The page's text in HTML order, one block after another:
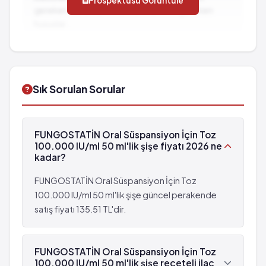
gereken durumlar ve dikkat edilmesi gereken
Sık Sorulan Sorular
FUNGOSTATİN Oral Süspansiyon İçin Toz
100.000 IU/ml 50 ml'lik şişe fiyatı 2026 ne
kadar?
FUNGOSTATİN Oral Süspansiyon İçin Toz
100.000 IU/ml 50 ml'lik şişe güncel perakende
satış fiyatı 135.51 TL'dir.
FUNGOSTATİN Oral Süspansiyon İçin Toz
100.000 IU/ml 50 ml'lik şişe reçeteli ilaç